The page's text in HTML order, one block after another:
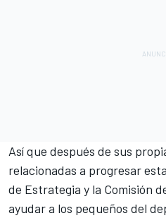
Así que después de sus
relacionadas a progresar
de Estrategia y la Comisión
ayudar a los pequeños del